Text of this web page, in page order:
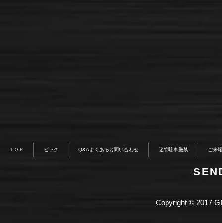
ＴＯＰ ピック Q&Aよくあるお問い合わせ 迷惑駐車厳禁 ご来
Copyright © 2017